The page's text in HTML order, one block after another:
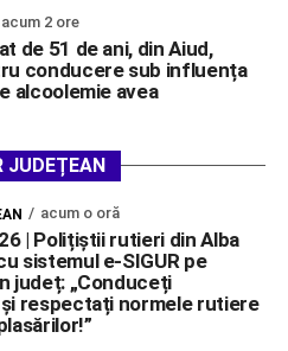
acum 2 ore
de 51 de ani, din Aiud,
conducere sub influența
alcoolemie avea
JUDEȚEAN
acum o oră
| Polițiștii rutieri din Alba
sistemul e-SIGUR pe
județ: „Conduceți
respectați normele rutiere